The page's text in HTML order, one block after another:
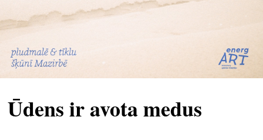
&
Ūdens ir avota medus